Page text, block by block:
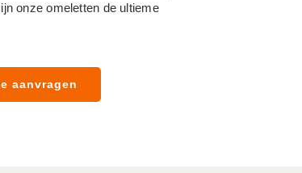
onze omeletten de ultieme
aanvragen